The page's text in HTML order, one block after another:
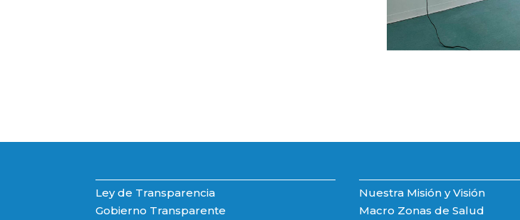
Ley de Transparencia
Gobierno Transparente
Nuestra Misión y Visión
Macro Zonas de Salud